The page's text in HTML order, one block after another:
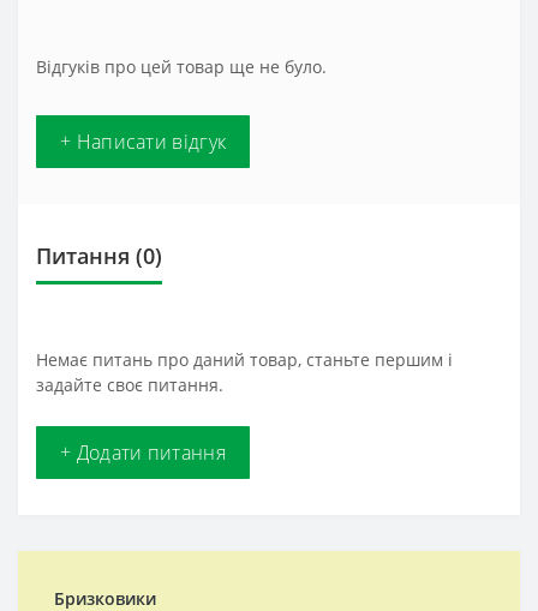
Відгуків про цей товар ще не було.
+ Написати відгук
Питання (0)
Немає питань про даний товар, станьте першим і
задайте своє питання.
+ Додати питання
Бризковики